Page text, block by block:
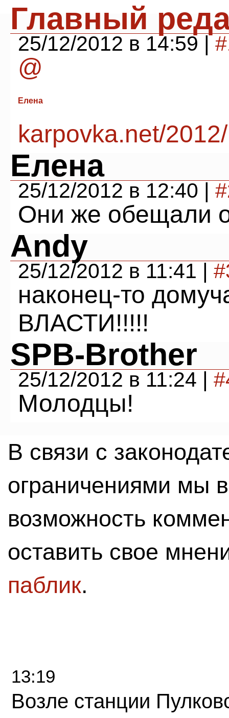
Главный
25/12/2012 в 14:59 |
@
Елена
karpovka.net/
Елена
25/12/2012 в 12:40 |
Они же обещали
Andy
25/12/2012 в 11:41 |
наконец-то
ВЛАСТИ!!!!!
SPB-Brother
25/12/2012 в 11:24 |
Молодцы!
В связи с
ограничениями мы
возможность
оставить свое
паблик.
13:19
Возле станции